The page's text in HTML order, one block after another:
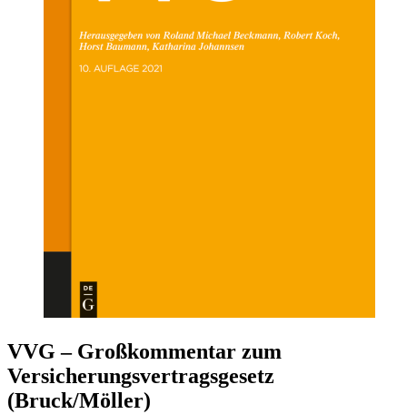
VVG – Großkommentar zum
Versicherungsvertragsgesetz
(Bruck/Möller)